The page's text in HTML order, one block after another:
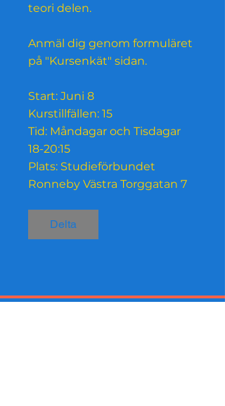
teori delen.
Anmäl dig genom formuläret
på "Kursenkät" sidan.
Start: Juni 8
Kurstillfällen: 15
Tid: Måndagar och Tisdagar
18-20:15
Plats: Studieförbundet
Ronneby Västra Torggatan 7
Delta